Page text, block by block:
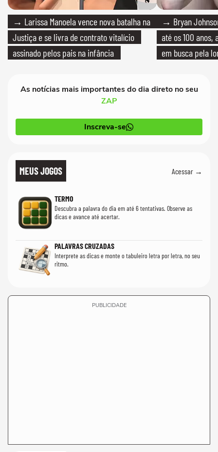
→ Larissa Manoela vence nova batalha na
Justiça e se livra de contrato vitalício
assinado pelos pais na infância
→ Bryan
até os 100
em busca pela
As notícias mais importantes do dia direto no seu
ZAP
Inscreva-se
MEUS JOGOS Acessar →
TERMO
Descubra a palavra do dia em até 6 tentativas. Observe as
dicas e avance até acertar.
PALAVRAS CRUZADAS
Interprete as dicas e monte o tabuleiro letra por letra, no seu
ritmo.
PUBLICIDADE